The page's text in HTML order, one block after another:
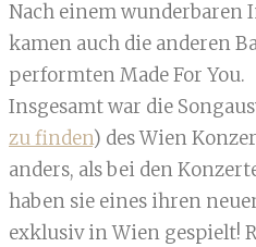
Nach einem wunderbaren
kamen auch die anderen
performten Made For You.
Insgesamt war die
zu finden) des Wien
anders, als bei den
haben sie eines ihren
exklusiv in Wien gespielt!